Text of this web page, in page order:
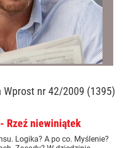
Wprost nr 42/2009 (1395)
Rzeź niewiniątek
Logika? A po co. Myślenie?